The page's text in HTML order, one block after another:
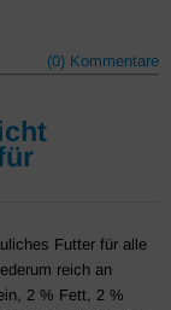
(0) Kommentare
Futter für alle
reich an
2 % Fett, 2 %